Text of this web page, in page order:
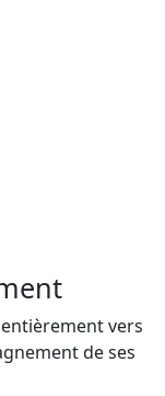
vers
de ses